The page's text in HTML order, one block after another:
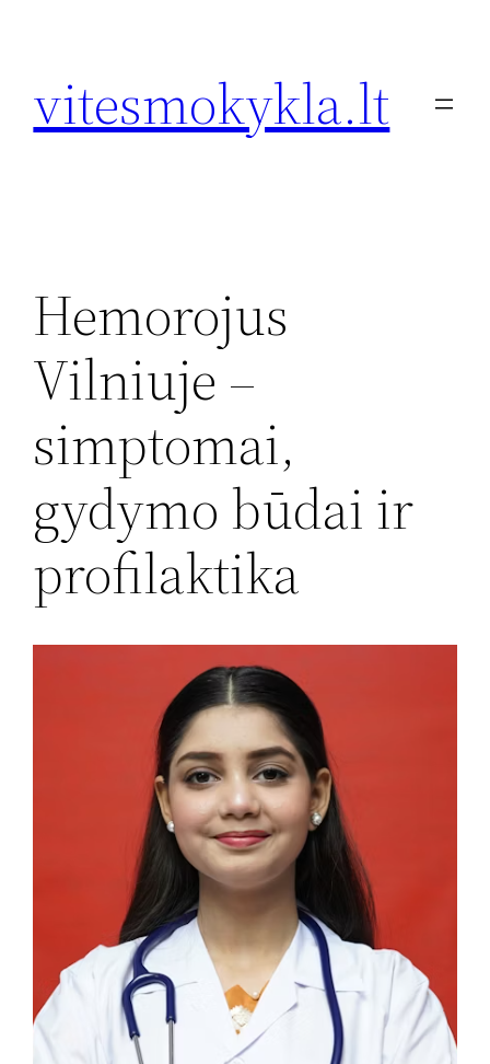
vitesmokykla.lt
Hemorojus
Vilniuje –
simptomai,
gydymo būdai ir
profilaktika